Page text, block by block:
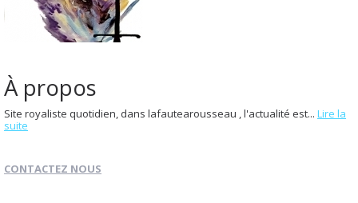
À propos
Site royaliste quotidien, dans lafautearousseau , l'actualité est... Lire la
suite
CONTACTEZ NOUS